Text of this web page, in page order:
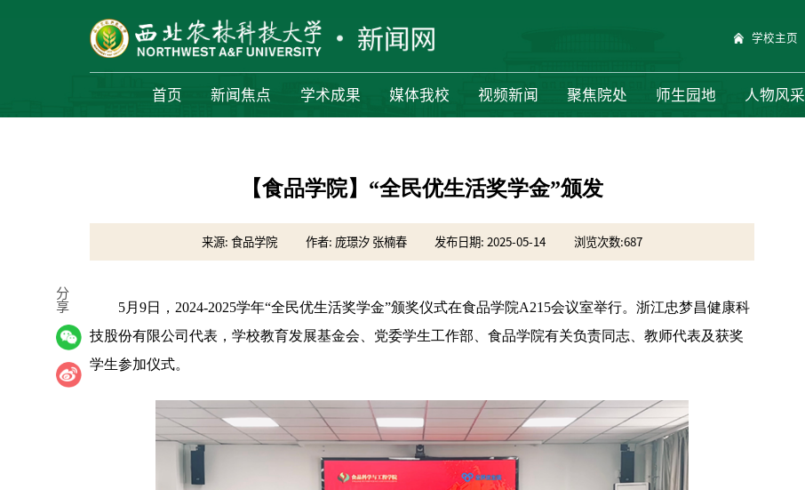
学校主页
首页 新闻焦点 学术成果 媒体我校 视频新闻 聚焦院处 师生园地 人物风采
【食品学院】“全民优生活奖学金”颁发
来源: 食品学院 作者: 庞璟汐 张楠春 发布日期: 2025-05-14 浏览次数:687
5月9日，2024-2025学年“全民优生活奖学金”颁奖仪式在食品学院A215会议室举行。浙江忠梦昌健康科
技股份有限公司代表，学校教育发展基金会、党委学生工作部、食品学院有关负责同志、教师代表及获奖
学生参加仪式。
分
享